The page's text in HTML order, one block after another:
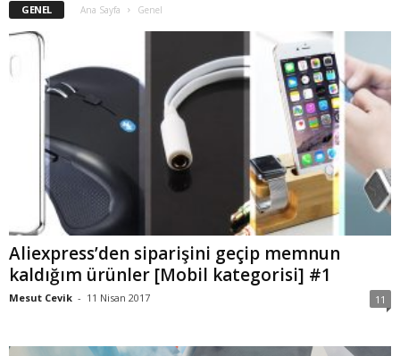
GENEL Ana Sayfa Genel
Aliexpress’den siparişini geçip memnun
kaldığım ürünler [Mobil kategorisi] #1
Mesut Cevik - 11 Nisan 2017 11